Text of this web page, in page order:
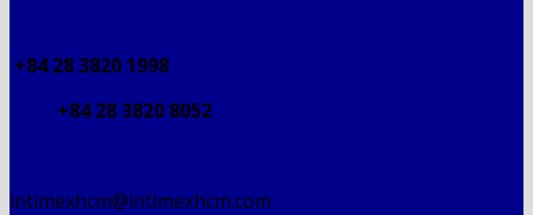
+84 28 3820 1998
+84 28 3820 8052
intimexhcm@intimexhcm.com